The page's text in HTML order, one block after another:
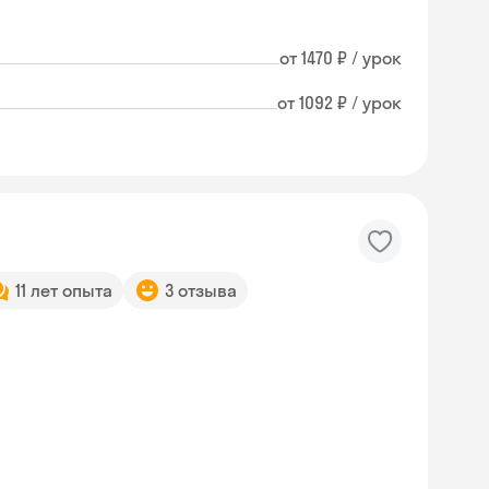
от 1470 ₽ / урок
от 1092 ₽ / урок
11 лет опыта 3 отзыва